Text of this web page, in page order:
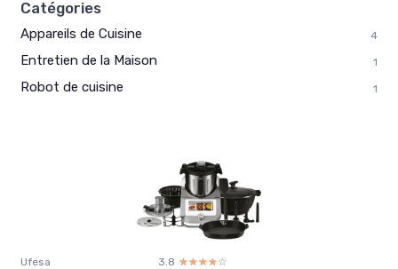
Catégories
Appareils de Cuisine 4
Entretien de la Maison 1
Robot de cuisine 1
Ufesa 3.8 ☆☆☆☆☆
★★★★★